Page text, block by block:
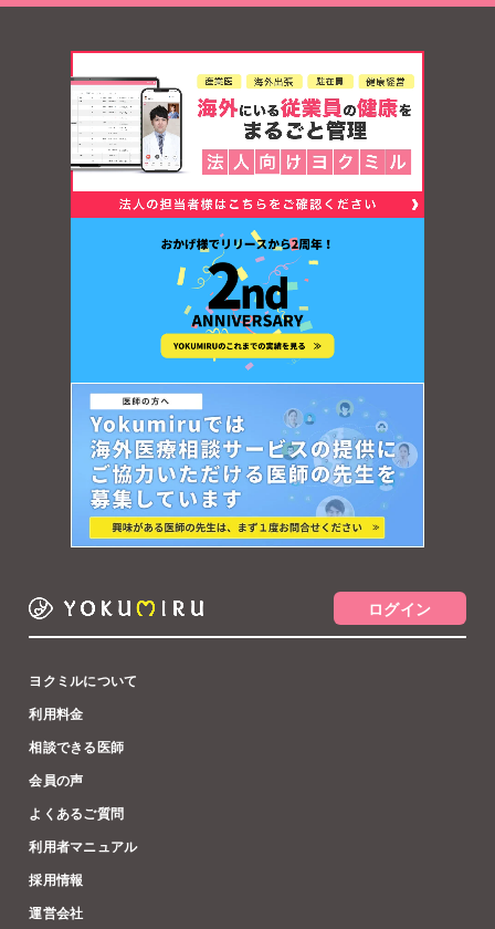
ログイン
ヨクミルについて
利用料金
相談できる医師
会員の声
よくあるご質問
利用者マニュアル
採用情報
運営会社